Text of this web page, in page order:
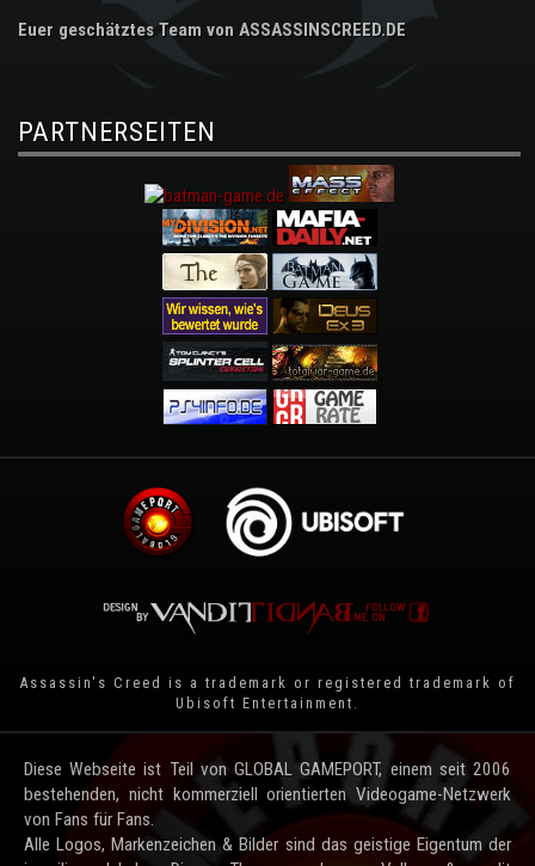
Euer geschätztes Team von ASSASSINSCREED.DE
PARTNERSEITEN
Assassin's Creed is a trademark or registered trademark of
Ubisoft Entertainment
Diese Webseite ist Teil von GLOBAL GAMEPORT, einem seit 2006
bestehenden, nicht kommerziell orientierten Videogame-Netzwerk
von Fans für Fans.
Alle Logos, Markenzeichen & Bilder sind das geistige Eigentum der